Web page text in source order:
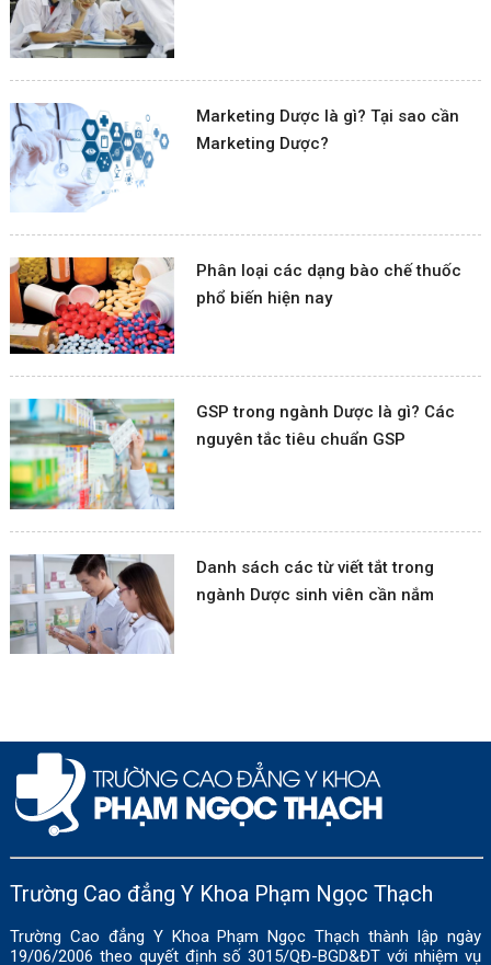
Marketing Dược là gì? Tại sao cần
Marketing Dược?
Phân loại các dạng bào chế thuốc
phổ biến hiện nay
GSP trong ngành Dược là gì? Các
nguyên tắc tiêu chuẩn GSP
Danh sách các từ viết tắt trong
ngành Dược sinh viên cần nắm
Trường Cao đẳng Y Khoa Phạm Ngọc Thạch
Trường Cao đẳng Y Khoa Phạm Ngọc Thạch thành lập ngày
19/06/2006 theo quyết định số 3015/QĐ-BGD&ĐT với nhiệm vụ